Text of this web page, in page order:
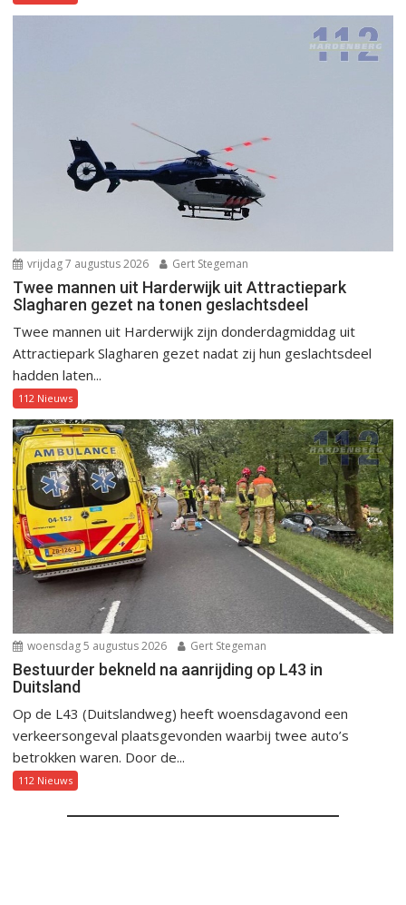
vrijdag 7 augustus 2026 Gert Stegeman
Twee mannen uit Harderwijk uit Attractiepark
Slagharen gezet na tonen geslachtsdeel
Twee mannen uit Harderwijk zijn donderdagmiddag uit
Attractiepark Slagharen gezet nadat zij hun geslachtsdeel
hadden laten...
112 Nieuws
woensdag 5 augustus 2026 Gert Stegeman
Bestuurder bekneld na aanrijding op L43 in
Duitsland
Op de L43 (Duitslandweg) heeft woensdagavond een
verkeersongeval plaatsgevonden waarbij twee auto’s
betrokken waren. Door de...
112 Nieuws